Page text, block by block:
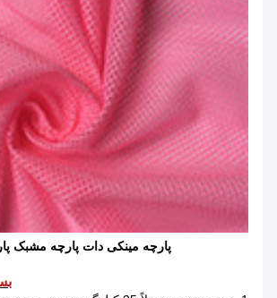
پارچه مینکی دات پارچه مشبک